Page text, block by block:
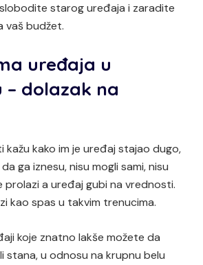
starog uređaja i zaradite
vaš budžet.
uređaja u
– dolazak na
kažu kako im je uređaj stajao dugo,
ga iznesu, nisu mogli sami, nisu
prolazi a uređaj gubi na vrednosti.
kao spas u takvim trenucima.
koje znatno lakše možete da
stana, u odnosu na krupnu belu